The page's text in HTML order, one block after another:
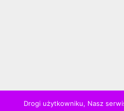
Drogi użytkowniku, Nasz